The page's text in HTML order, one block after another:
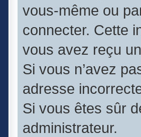
vous-même ou
connecter. Cette
vous avez reçu
Si vous n’avez
adresse
Si vous êtes sûr
administrateur.